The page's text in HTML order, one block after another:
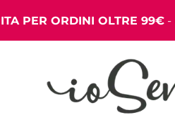
PER ORDINI OLTRE 99€-